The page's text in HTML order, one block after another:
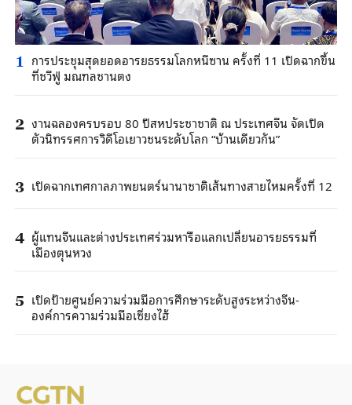
1 การประชุมสุดยอดอารยธรรมโลกหนีซาน ครั้งที่ 11 เปิดฉากขึ้น
ที่ชวีฟู่ มณฑลชานตง
2 งานฉลองครบรอบ 80 ปีสหประชาชาติ ณ ประเทศจีน จัดเปิด
ตัวนิทรรศการวิดีโอเยาวชนระดับโลก “บ้านเดียวกัน”
3 เปิดฉากเทศกาลภาพยนตร์นานาชาติเส้นทางสายไหมครั้งที่ 12
4 ผู้แทนจีนและต่างประเทศร่วมหารือแลกเปลี่ยนอารยธรรมที่
เมืองตุนหวง
5 เปิดป้ายศูนย์ความร่วมมือการศึกษาระดับสูงระหว่างจีน-
องค์การความร่วมมือเซี่ยงไฮ้